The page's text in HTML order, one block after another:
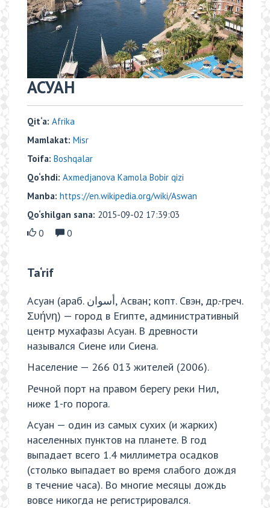
АСУАН
Qit‘a: Аfrika
Mamlakat: Misr
Toifa: Boshqalar
Qo‘shdi: Axmedjanova Kamola Bobir qizi
Manba: https://en.wikipedia.org/wiki/Aswan
Qo‘shilgan sana: 2015-09-02 17:39:03
0
0
Ta‘rif
Асуан (араб. أسوان‎‎, Асван; копт. Свэн, др.-греч.
Συήνη) — город в Египте, административный
центр мухафазы Асуан. В древности
назывался Сиене или Сиена.
Население — 266 013 жителей (2006).
Речной порт на правом берегу реки Нил,
ниже 1-го порога.
Асуан — один из самых сухих (и жарких)
населенных пунктов на планете. В год
выпадает всего 1.4 миллиметра осадков
(столько выпадает во время слабого дождя
в течение часа). Во многие месяцы дождь
вовсе никогда не регистрировался.